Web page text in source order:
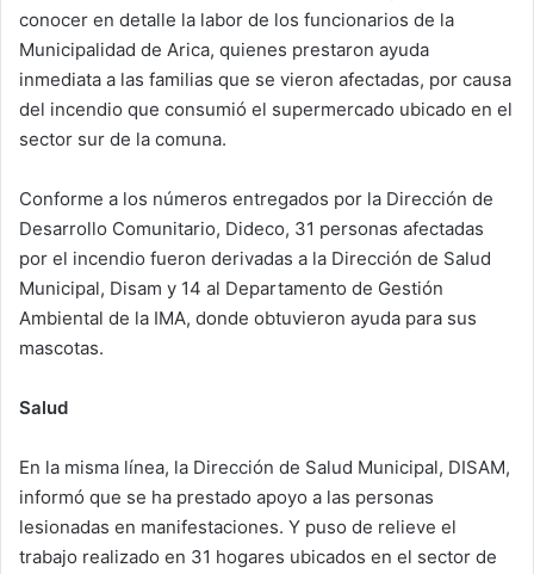
n
e
m
a
conocer en detalle la labor de los funcionarios de la
Municipalidad de Arica, quienes prestaron ayuda
inmediata a las familias que se vieron afectadas, por causa
del incendio que consumió el supermercado ubicado en el
sector sur de la comuna.
Conforme a los números entregados por la Dirección de
Desarrollo Comunitario, Dideco, 31 personas afectadas
por el incendio fueron derivadas a la Dirección de Salud
Municipal, Disam y 14 al Departamento de Gestión
Ambiental de la IMA, donde obtuvieron ayuda para sus
mascotas.
Salud
En la misma línea, la Dirección de Salud Municipal, DISAM,
informó que se ha prestado apoyo a las personas
lesionadas en manifestaciones. Y puso de relieve el
trabajo realizado en 31 hogares ubicados en el sector de